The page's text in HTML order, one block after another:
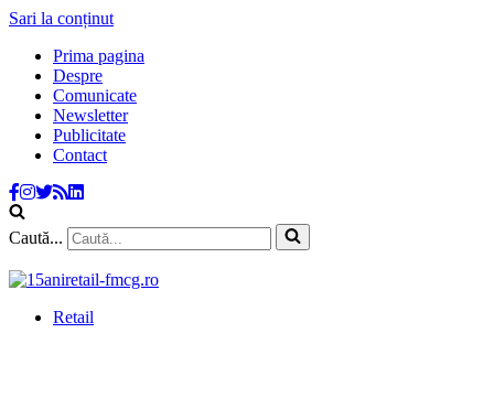
Sari la conținut
Prima pagina
Despre
Comunicate
Newsletter
Publicitate
Contact
Caută...
Retail